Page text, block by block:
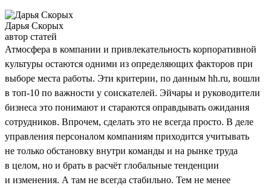
Дарья Скорых
автор статей
Атмосфера в компании и привлекательность корпоративной
культуры остаются одними из определяющих факторов при
выборе места работы. Эти критерии, по данным hh.ru, вошли
в топ-10 по важности у соискателей. Эйчары и руководители
бизнеса это понимают и стараются оправдывать ожидания
сотрудников. Впрочем, сделать это не всегда просто. В деле
управления персоналом компаниям приходится учитывать
не только обстановку внутри команды и на рынке труда
в целом, но и брать в расчёт глобальные тенденции
и изменения. А там не всегда стабильно. Тем не менее